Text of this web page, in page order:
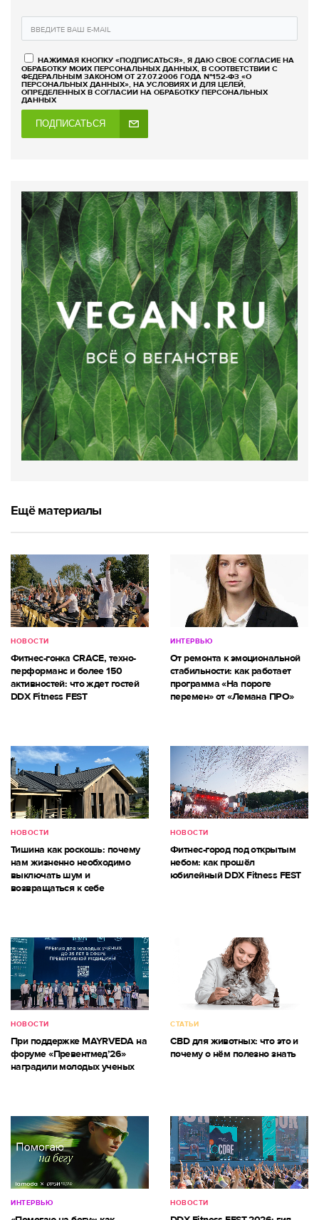
НАЖИМАЯ КНОПКУ «ПОДПИСАТЬСЯ», Я ДАЮ СВОЕ СОГЛАСИЕ НА
ОБРАБОТКУ МОИХ ПЕРСОНАЛЬНЫХ ДАННЫХ, В СООТВЕТСТВИИ С
ФЕДЕРАЛЬНЫМ ЗАКОНОМ ОТ 27.07.2006 ГОДА №152-ФЗ «О
ПЕРСОНАЛЬНЫХ ДАННЫХ», НА УСЛОВИЯХ И ДЛЯ ЦЕЛЕЙ,
ОПРЕДЕЛЕННЫХ В СОГЛАСИИ НА ОБРАБОТКУ ПЕРСОНАЛЬНЫХ
ДАННЫХ
ПОДПИСАТЬСЯ
Ещё материалы
НОВОСТИ
Фитнес-гонка CRACE, техно-
перформанс и более 150
активностей: что ждет гостей
DDX Fitness FEST
ИНТЕРВЬЮ
От ремонта к эмоциональной
стабильности: как работает
программа «На пороге
перемен» от «Лемана ПРО»
НОВОСТИ
Тишина как роскошь: почему
нам жизненно необходимо
выключать шум и
возвращаться к себе
НОВОСТИ
Фитнес-город под открытым
небом: как прошёл
юбилейный DDX Fitness FEST
НОВОСТИ
При поддержке MAYRVEDA на
форуме «Превентмед’26»
наградили молодых ученых
СТАТЬИ
CBD для животных: что это и
почему о нём полезно знать
ИНТЕРВЬЮ НОВОСТИ